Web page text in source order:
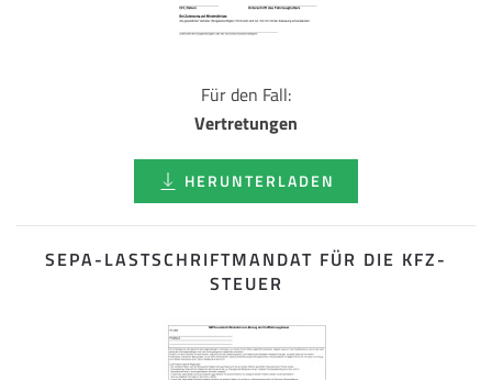
Für den Fall:
Vertretungen
HERUNTERLADEN
SEPA-LASTSCHRIFT­MANDAT FÜR DIE KFZ-
STEUER